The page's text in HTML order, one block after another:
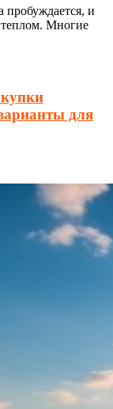
пробуждается, и
Многие
для